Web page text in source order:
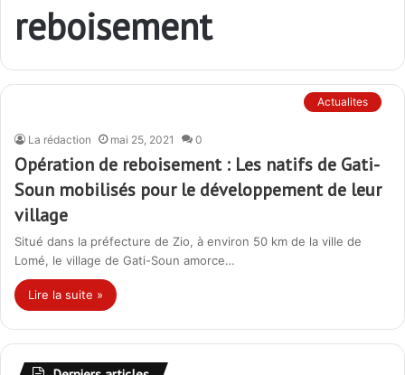
reboisement
Actualites
La rédaction mai 25, 2021 0
Opération de reboisement : Les natifs de Gati-
Soun mobilisés pour le développement de leur
village
Situé dans la préfecture de Zio, à environ 50 km de la ville de
Lomé, le village de Gati-Soun amorce…
Lire la suite »